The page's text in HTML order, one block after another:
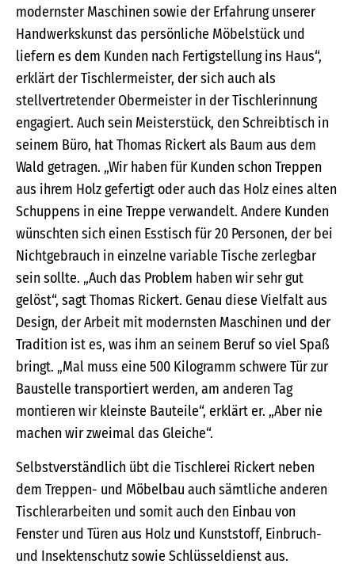
modernster Maschinen sowie der Erfahrung unserer
Handwerkskunst das persönliche Möbelstück und
liefern es dem Kunden nach Fertigstellung ins Haus“,
erklärt der Tischlermeister, der sich auch als
stellvertretender Obermeister in der Tischlerinnung
engagiert. Auch sein Meisterstück, den Schreibtisch in
seinem Büro, hat Thomas Rickert als Baum aus dem
Wald getragen. „Wir haben für Kunden schon Treppen
aus ihrem Holz gefertigt oder auch das Holz eines alten
Schuppens in eine Treppe verwandelt. Andere Kunden
wünschten sich einen Esstisch für 20 Personen, der bei
Nichtgebrauch in einzelne variable Tische zerlegbar
sein sollte. „Auch das Problem haben wir sehr gut
gelöst“, sagt Thomas Rickert. Genau diese Vielfalt aus
Design, der Arbeit mit modernsten Maschinen und der
Tradition ist es, was ihm an seinem Beruf so viel Spaß
bringt. „Mal muss eine 500 Kilogramm schwere Tür zur
Baustelle transportiert werden, am anderen Tag
montieren wir kleinste Bauteile“, erklärt er. „Aber nie
machen wir zweimal das Gleiche“.
Selbstverständlich übt die Tischlerei Rickert neben
dem Treppen- und Möbelbau auch sämtliche anderen
Tischlerarbeiten und somit auch den Einbau von
Fenster und Türen aus Holz und Kunststoff, Einbruch-
und Insektenschutz sowie Schlüsseldienst aus.